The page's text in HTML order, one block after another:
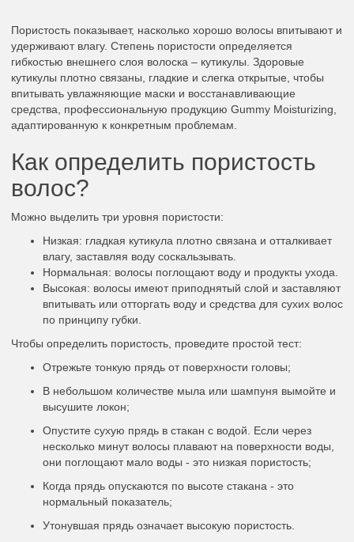
Пористость показывает, насколько хорошо волосы впитывают и
удерживают влагу. Степень пористости определяется
гибкостью внешнего слоя волоска – кутикулы. Здоровые
кутикулы плотно связаны, гладкие и слегка открытые, чтобы
впитывать увлажняющие маски и восстанавливающие
средства, профессиональную продукцию Gummy Moisturizing,
адаптированную к конкретным проблемам.
Как определить пористость
волос?
Можно выделить три уровня пористости:
Низкая: гладкая кутикула плотно связана и отталкивает
влагу, заставляя воду соскальзывать.
Нормальная: волосы поглощают воду и продукты ухода.
Высокая: волосы имеют приподнятый слой и заставляют
впитывать или отторгать воду и средства для сухих волос
по принципу губки.
Чтобы определить пористость, проведите простой тест:
Отрежьте тонкую прядь от поверхности головы;
В небольшом количестве мыла или шампуня вымойте и
высушите локон;
Опустите сухую прядь в стакан с водой. Если через
несколько минут волосы плавают на поверхности воды,
они поглощают мало воды - это низкая пористость;
Когда прядь опускаются по высоте стакана - это
нормальный показатель;
Утонувшая прядь означает высокую пористость.